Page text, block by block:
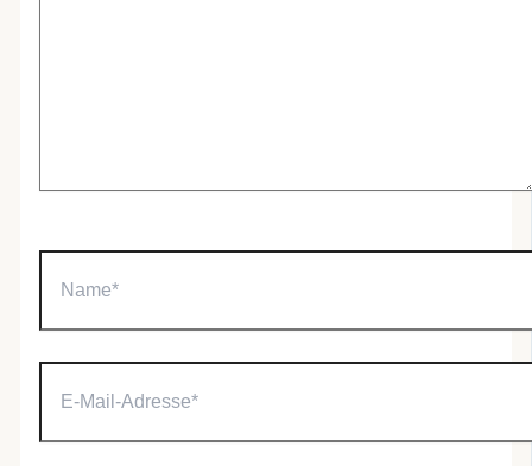
Mail-